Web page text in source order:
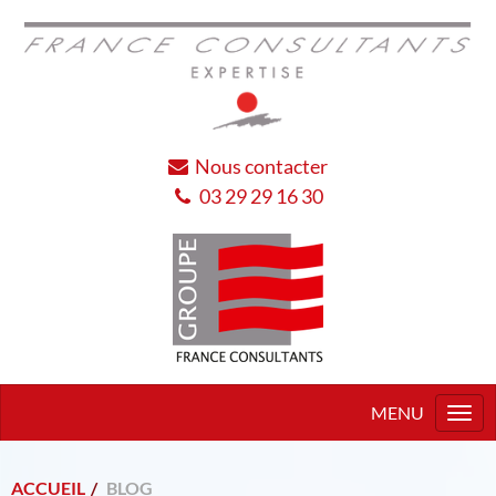
Nous contacter
03 29 29 16 30
ACCUEIL BLOG